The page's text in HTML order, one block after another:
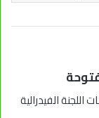
الفيدرالية